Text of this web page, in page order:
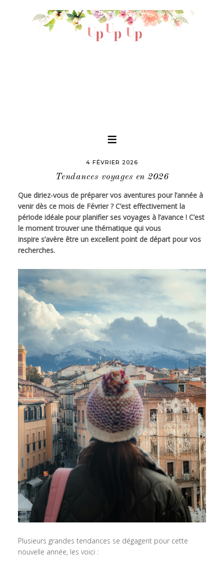
4 FÉVRIER 2026
Tendances voyages en 2026
Que diriez-vous de préparer vos aventures pour l’année à
venir dès ce mois de Février ? C’est effectivement la
période idéale pour planifier ses voyages à l’avance ! C’est
le moment trouver une thématique qui vous
inspire s’avère être un excellent point de départ pour vos
recherches.
Plusieurs grandes tendances se dégagent pour cette
nouvelle année, les voici :